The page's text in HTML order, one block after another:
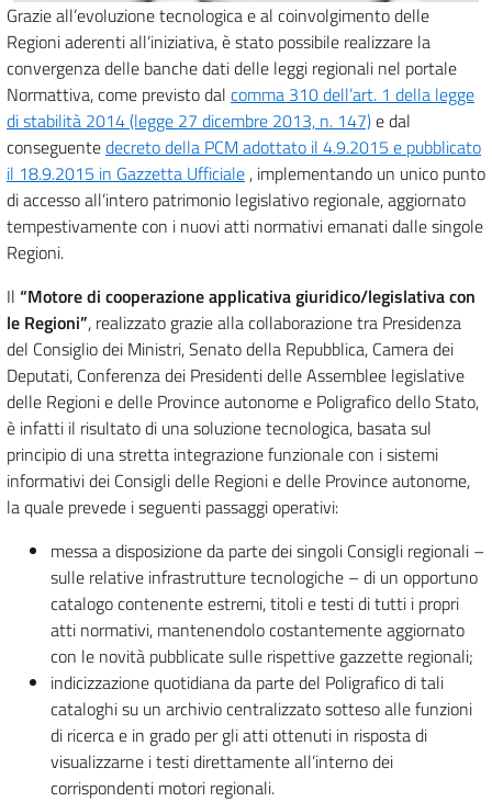
Grazie all’evoluzione tecnologica e al coinvolgimento delle
Regioni aderenti all’iniziativa, è stato possibile realizzare la
convergenza delle banche dati delle leggi regionali nel portale
Normattiva, come previsto dal comma 310 dell’art. 1 della legge
di stabilità 2014 (legge 27 dicembre 2013, n. 147)e dal
conseguentedecreto della PCM adottato il 4.9.2015 e pubblicato
il 18.9.2015 in Gazzetta Ufficiale , implementando un unico punto
di accesso all’intero patrimonio legislativo regionale, aggiornato
tempestivamente con i nuovi atti normativi emanati dalle singole
Regioni.
Il “Motore di cooperazione applicativa giuridico/legislativa con
le Regioni”, realizzato grazie alla collaborazione tra Presidenza
del Consiglio dei Ministri, Senato della Repubblica, Camera dei
Deputati, Conferenza dei Presidenti delle Assemblee legislative
delle Regioni e delle Province autonome e Poligrafico dello Stato,
è infatti il risultato di una soluzione tecnologica, basata sul
principio di una stretta integrazione funzionale con i sistemi
informativi dei Consigli delle Regioni e delle Province autonome,
la quale prevede i seguenti passaggi operativi:
messa a disposizione da parte dei singoli Consigli regionali –
sulle relative infrastrutture tecnologiche – di un opportuno
catalogo contenente estremi, titoli e testi di tutti i propri
atti normativi, mantenendolo costantemente aggiornato
con le novità pubblicate sulle rispettive gazzette regionali;
indicizzazione quotidiana da parte del Poligrafico di tali
cataloghi su un archivio centralizzato sotteso alle funzioni
di ricerca e in grado per gli atti ottenuti in risposta di
visualizzarne i testi direttamente all’interno dei
corrispondenti motori regionali.